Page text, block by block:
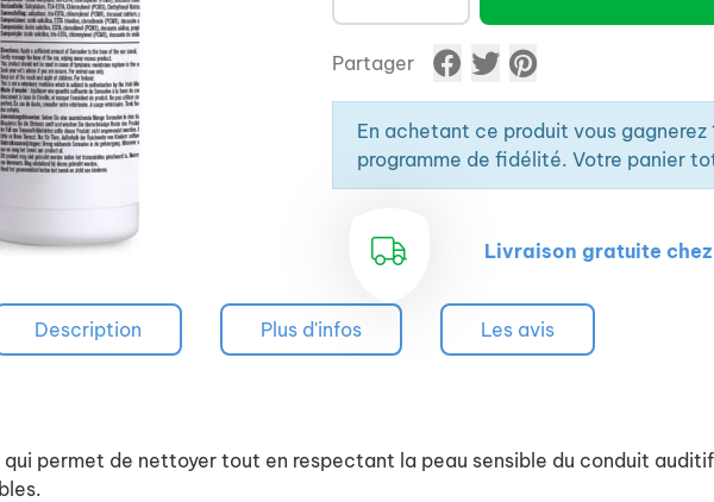
- Masser doucement la base de l'oreille
la solution d'atteindre le fond du conduit.
- Laisser agir quelques minutes.
- Nettoyer l'oreille externe et essuyer
Partager
En achetant ce produit vous gagnerez
programme de fidélité. Votre panier
Livraison gratuite
Description Plus d'infos Les avis
permet de nettoyer tout en respectant la peau sensible du conduit